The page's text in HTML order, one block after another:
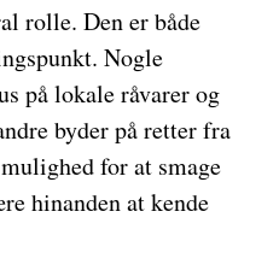
rolle. Den er både
Nogle
på lokale råvarer og
byder på retter fra
for at smage
hinanden at kende